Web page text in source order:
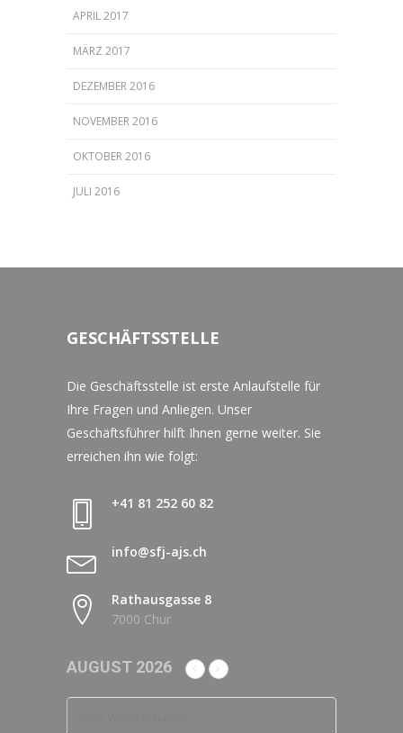
APRIL 2017
MÄRZ 2017
DEZEMBER 2016
NOVEMBER 2016
OKTOBER 2016
JULI 2016
GESCHÄFTSSTELLE
Die Geschäftsstelle ist erste Anlaufstelle für
Ihre Fragen und Anliegen. Unser
Geschäftsführer hilft Ihnen gerne weiter. Sie
erreichen ihn wie folgt:
+41 81 252 60 82
info@sfj-ajs.ch
Rathausgasse 8
7000 Chur
AUGUST 2026